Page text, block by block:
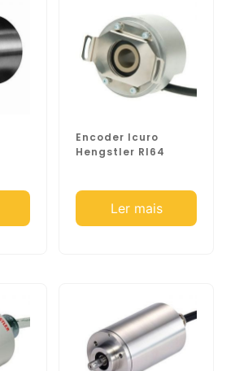
Encoder Icuro
Hengstler RI64
Ler mais